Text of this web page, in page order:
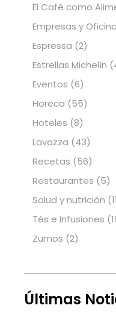
El Café como
Empresas y
Espressa (2)
Estrellas Michelín
Eventos (6)
Horeca (55)
Hoteles (8)
Lavazza (43)
Recetas (56)
Restaurantes (5)
Salud y nutrición
Tés e Infusiones
Zumos (2)
Últimas